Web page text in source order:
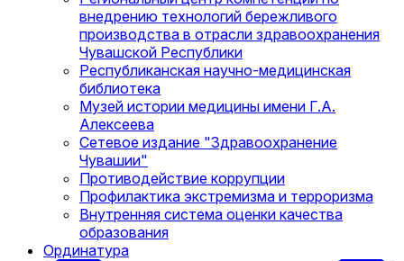
внедрению технологий бережливого
производства в отрасли здравоохранения
Чувашской Республики
Республиканская научно-медицинская
библиотека
Музей истории медицины имени Г.А.
Алексеева
Сетевое издание "Здравоохранение
Чувашии"
Противодействие коррупции
Профилактика экстремизма и терроризма
Внутренняя система оценки качества
образования
Ординатура